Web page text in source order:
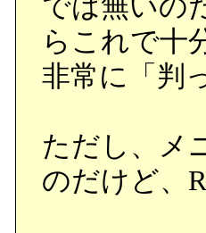
では無いの
らこれで十
非常に「判
ただし、メ
のだけど、